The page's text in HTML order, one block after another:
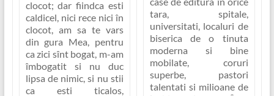
clocot; dar fiindca esti
caldicel, nici rece nici în
clocot, am sa te vars
din gura Mea, pentru
ca zici sînt bogat, m-am
îmbogatit si nu duc
lipsa de nimic, si nu stii
ca esti ticalos,
tara, spitale,
universitati, localuri de
biserica de o tinuta
moderna si bine
mobilate, coruri
superbe, pastori
talentati si milioane de